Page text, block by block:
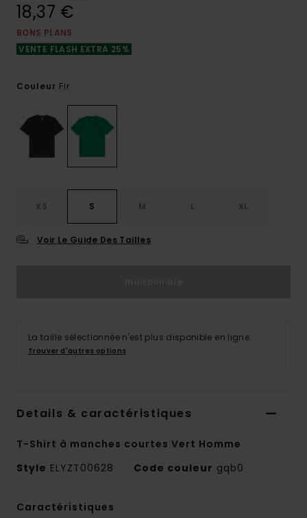
18,37 €
BONS PLANS
VENTE FLASH EXTRA 25%
Couleur Fir
XS S M L XL
Voir Le Guide Des Tailles
La taille sélectionnée n'est plus disponible en ligne.
Trouver d'autres options
Details & caractéristiques
T-Shirt à manches courtes Vert Homme
Style ELYZT00628 Code couleur gqb0
Caractéristiques